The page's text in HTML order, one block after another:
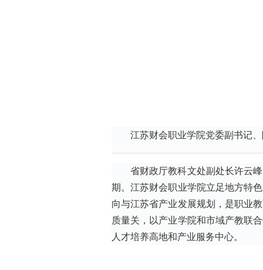
江苏财会职业学院党委副书记
省财政厅教科文处副处长许云
期。江苏财会职业学院立足地方特
向与江苏省产业发展规划，是职业
质量关，以产业学院和市域产教联
人才培养高地和产业服务中心。